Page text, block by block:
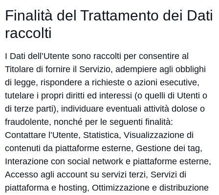
Finalità del Trattamento dei Dati
raccolti
I Dati dell’Utente sono raccolti per consentire al
Titolare di fornire il Servizio, adempiere agli obblighi
di legge, rispondere a richieste o azioni esecutive,
tutelare i propri diritti ed interessi (o quelli di Utenti o
di terze parti), individuare eventuali attività dolose o
fraudolente, nonché per le seguenti finalità:
Contattare l’Utente, Statistica, Visualizzazione di
contenuti da piattaforme esterne, Gestione dei tag,
Interazione con social network e piattaforme esterne,
Accesso agli account su servizi terzi, Servizi di
piattaforma e hosting, Ottimizzazione e distribuzione